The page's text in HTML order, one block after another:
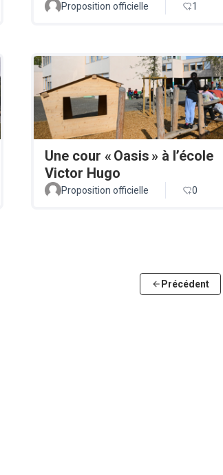
Proposition officielle 1
Une cour « Oasis » à l’école
Victor Hugo
Proposition officielle 0
Précédent